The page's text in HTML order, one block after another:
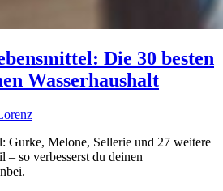
Die 30 besten
Wasserhaushalt
Gurke, Melone, Sellerie und 27 weitere
– so verbesserst du deinen